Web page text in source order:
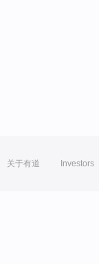
关于有道 Investors